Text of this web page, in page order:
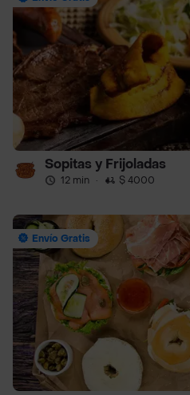
Sopitas y Frijoladas
12 min · $ 4000
Envío Gratis